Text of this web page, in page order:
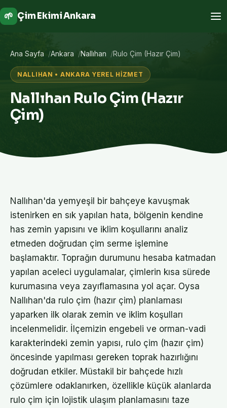
🌱 Çim Ekimi Ankara
Ana Sayfa Ankara Nallıhan Rulo Çim (Hazır Çim)
NALLIHAN • ANKARA YEREL HIZMET
Nallıhan Rulo Çim (Hazır
Çim)
Nallıhan'da yemyeşil bir bahçeye kavuşmak
istenirken en sık yapılan hata, bölgenin kendine
has zemin yapısını ve iklim koşullarını analiz
etmeden doğrudan çim serme işlemine
başlamaktır. Toprağın durumunu hesaba katmadan
yapılan aceleci uygulamalar, çimlerin kısa sürede
kurumasına veya zayıflamasına yol açar. Oysa
Nallıhan'da rulo çim (hazır çim) planlaması
yaparken ilk olarak zemin ve iklim koşulları
incelenmelidir. İlçemizin engebeli ve orman-vadi
karakterindeki zemin yapısı, rulo çim (hazır çim)
öncesinde yapılması gereken toprak hazırlığını
doğrudan etkiler. Müstakil bir bahçede hızlı
çözümlere odaklanırken, özellikle küçük alanlarda
rulo çim için lojistik ulaşım planlamasını taze